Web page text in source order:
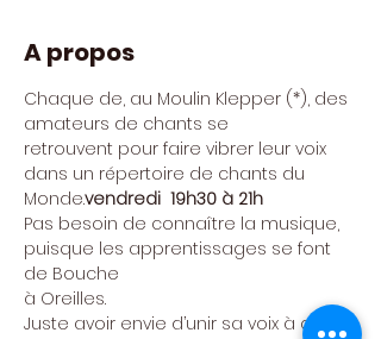
A propos
Chaque de, au Moulin Klepper (*), des
amateurs de chants se
retrouvent pour faire vibrer leur voix
dans un répertoire de chants du
Monde.vendredi 19h30 à 21h
Pas besoin de connaître la musique,
puisque les apprentissages se font
de Bouche
à Oreilles.
Juste avoir envie d’unir sa voix à celles